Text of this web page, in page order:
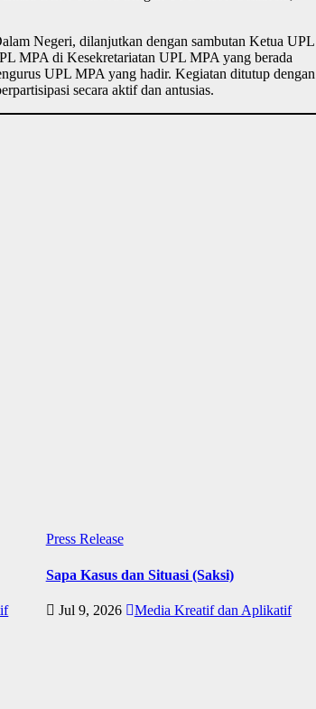
Negeri, dilanjutkan dengan sambutan Ketua UPL
MPA di Kesekretariatan UPL MPA yang berada
UPL MPA yang hadir. Kegiatan ditutup dengan
secara aktif dan antusias.
Press Release
Sapa Kasus dan Situasi (Saksi)
Jul 9, 2026 Media Kreatif dan Aplikatif